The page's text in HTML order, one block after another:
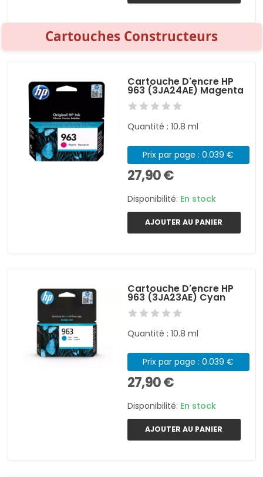
Cartouches Constructeurs
Cartouche D'encre HP
963 (3JA24AE) Magenta
Quantité : 10.8 ml
Prix par page : 0.039 €
27,90 €
Disponibilité: En stock
AJOUTER AU PANIER
Cartouche D'encre HP
963 (3JA23AE) Cyan
Quantité : 10.8 ml
Prix par page : 0.039 €
27,90 €
Disponibilité: En stock
AJOUTER AU PANIER